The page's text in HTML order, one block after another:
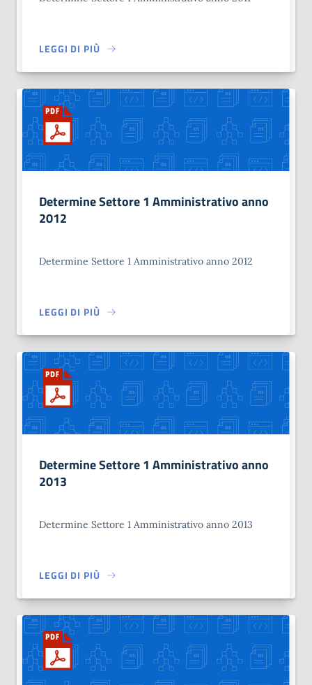
LEGGI DI PIÙ
Determine Settore 1 Amministrativo anno
2012
Determine Settore 1 Amministrativo anno 2012
LEGGI DI PIÙ
Determine Settore 1 Amministrativo anno
2013
Determine Settore 1 Amministrativo anno 2013
LEGGI DI PIÙ